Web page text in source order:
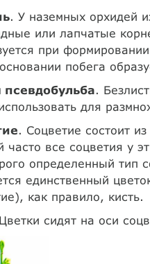
. У наземных орхидей
или лапчатые
при
побега
псевдобульба.
для
. Соцветие состоит
часто все соцветия у
определенный тип
единственный
как правило, кисть.
Цветки сидят на оси